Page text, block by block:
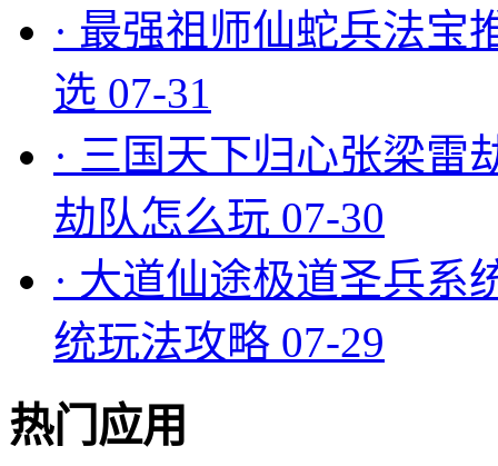
· 最强祖师仙蛇兵法宝
选 07-31
· 三国天下归心张梁雷
劫队怎么玩 07-30
· 大道仙途极道圣兵系
统玩法攻略 07-29
热门应用